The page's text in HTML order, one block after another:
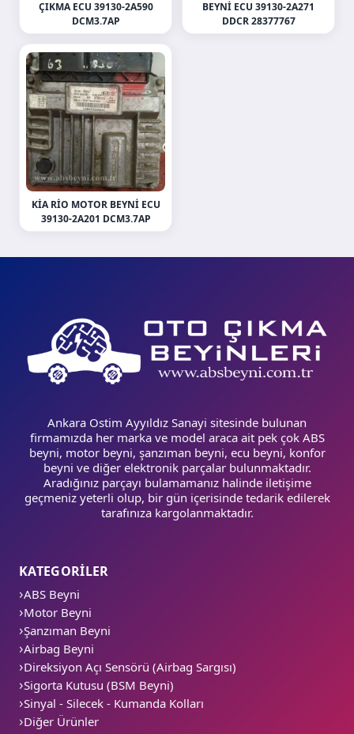
ÇIKMA ECU 39130-2A590
DCM3.7AP
BEYNI ECU 39130-2A271
DDCR 28377767
KIA RIO MOTOR BEYNI ECU
39130-2A201 DCM3.7AP
Ankara Ostim Ayyıldız Sanayi sitesinde bulunan
firmamızda her marka ve model araca ait pek çok ABS
beyni, motor beyni, şanzıman beyni, ecu beyni, konfor
beyni ve diğer elektronik parçalar bulunmaktadır.
Aradığınız parçayı bulamamanız halinde iletişime
geçmeniz yeterli olup, bir gün içerisinde tedarik edilerek
tarafınıza kargolanmaktadır.
KATEGORİLER
ABS Beyni
Motor Beyni
Şanzıman Beyni
Airbag Beyni
Direksiyon Açı Sensörü (Airbag Sargısı)
Sigorta Kutusu (BSM Beyni)
Sinyal - Silecek - Kumanda Kolları
Diğer Ürünler